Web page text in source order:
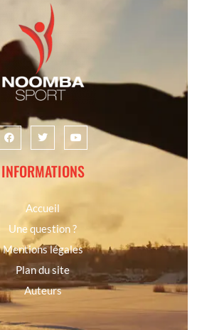
INFORMATIONS
Accueil
Une question ?
Mentions légales
Plan du site
Auteurs